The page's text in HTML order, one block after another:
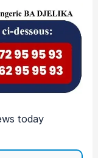
today